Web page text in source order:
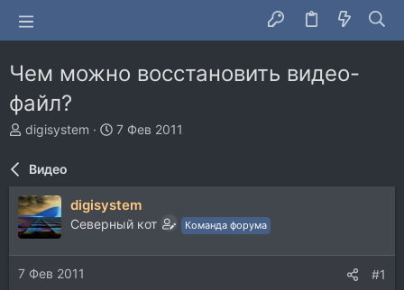
Чем можно восстановить видео-
файл?
А
т
р
т
е
ы
digisystem
Д
а
ч
7 Фев 2011
Видео
digisystem
Северный кот Команда форума
7 Фев 2011 #1